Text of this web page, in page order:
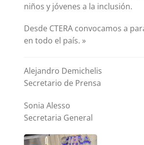
niños y jóvenes a la inclusión.
Desde CTERA convocamos a
en todo el país. »
Alejandro Demichelis
Secretario de Prensa
Sonia Alesso
Secretaria General